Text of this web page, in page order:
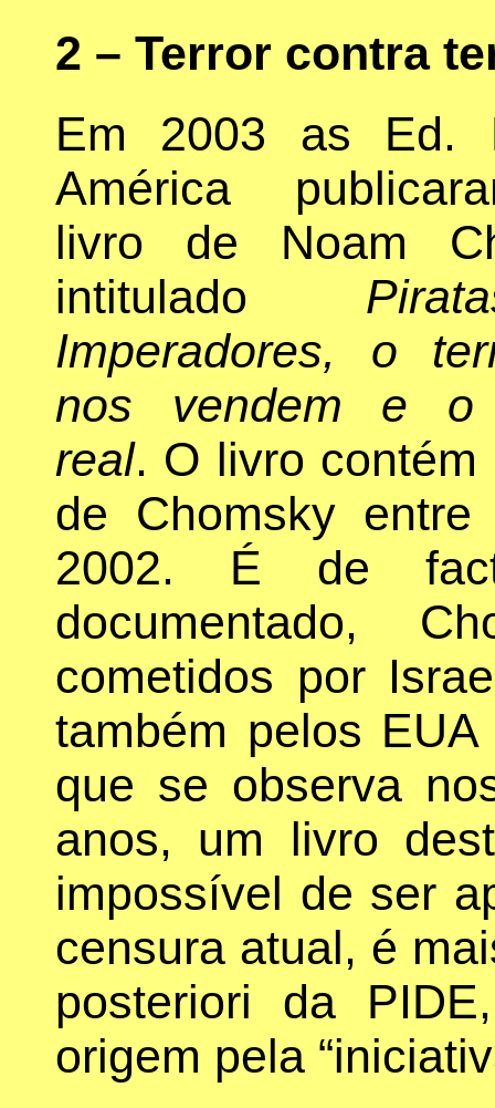
2 – Terror contra
Em 2003 as Ed.
América
livro de Noam
intitulado
Imperadores, o
nos vendem e o
real. O livro contém
de Chomsky
2002. É de
documentado,
cometidos por
também pelos
que se observa
anos, um livro
impossível de ser
censura atual, é
posteriori da
origem pela